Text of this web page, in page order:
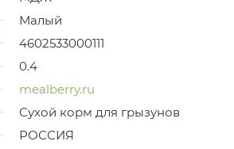
Малый
4602533000111
0.4
mealberry.ru
Сухой корм для грызунов
РОССИЯ